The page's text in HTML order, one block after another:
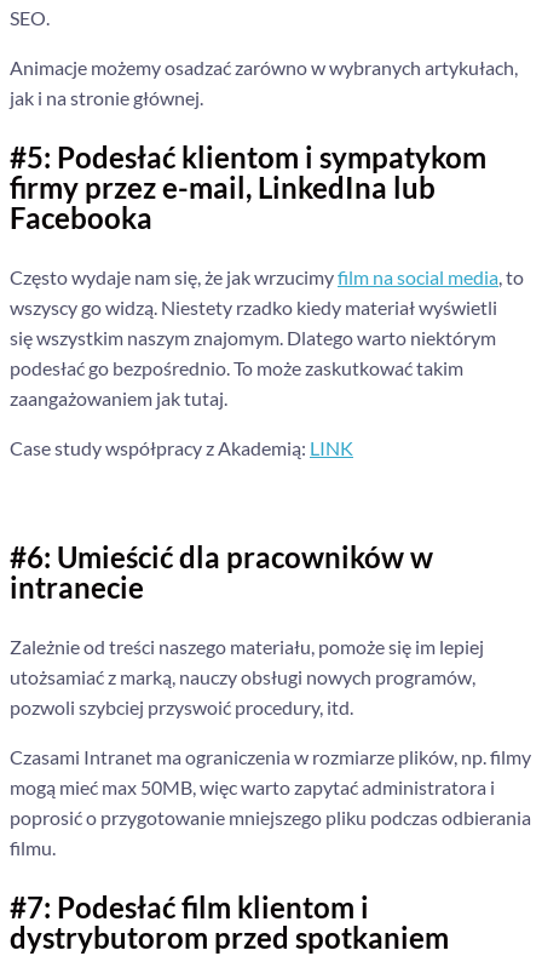
SEO.
Animacje możemy osadzać zarówno w wybranych artykułach,
jak i na stronie głównej.
#5: Podesłać klientom i sympatykom
firmy przez e-mail, LinkedIna lub
Facebooka
Często wydaje nam się, że jak wrzucimyfilm na social media , to
wszyscy go widzą. Niestety rzadko kiedy materiał wyświetli
się wszystkim naszym znajomym. Dlatego warto niektórym
podesłać go bezpośrednio. To może zaskutkować takim
zaangażowaniem jak tutaj.
Case study współpracy z Akademią: LINK
#6: Umieścić dla pracowników w
intranecie
Zależnie od treści naszego materiału, pomoże się im lepiej
utożsamiać z marką, nauczy obsługi nowych programów,
pozwoli szybciej przyswoić procedury, itd.
Czasami Intranet ma ograniczenia w rozmiarze plików, np. filmy
mogą mieć max 50MB, więc warto zapytać administratora i
poprosić o przygotowanie mniejszego pliku podczas odbierania
filmu.
#7: Podesłać film klientom i
dystrybutorom przed spotkaniem